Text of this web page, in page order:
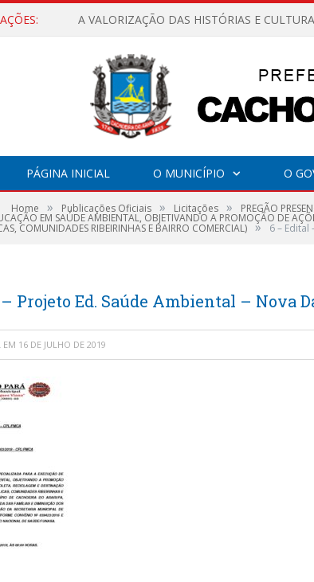
A VALORIZAÇÃO DAS HISTÓRIAS E
PÁGINA INICIAL O MUNICÍPIO O
Home » Publicações Oficiais » Licitações » PREGÃO
EM SAÚDE AMBIENTAL, OBJETIVANDO A PROMOÇÃO DE
COMUNIDADES RIBEIRINHAS E BAIRRO COMERCIAL) » 6 –
Projeto Ed. Saúde Ambiental – Nova
EM 16 DE JULHO DE 2019